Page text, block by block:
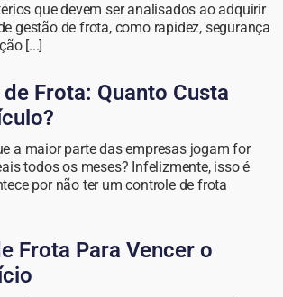
que devem ser analisados ao adquirir
gestão de frota, como rapidez, segurança
[...]
Frota: Quanto Custa
a maior parte das empresas jogam for
todos os meses? Infelizmente, isso é
por não ter um controle de frota
Frota Para Vencer o